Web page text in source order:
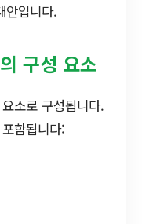
안입니다.
구성 요소
소로 구성됩니다.
함됩니다: